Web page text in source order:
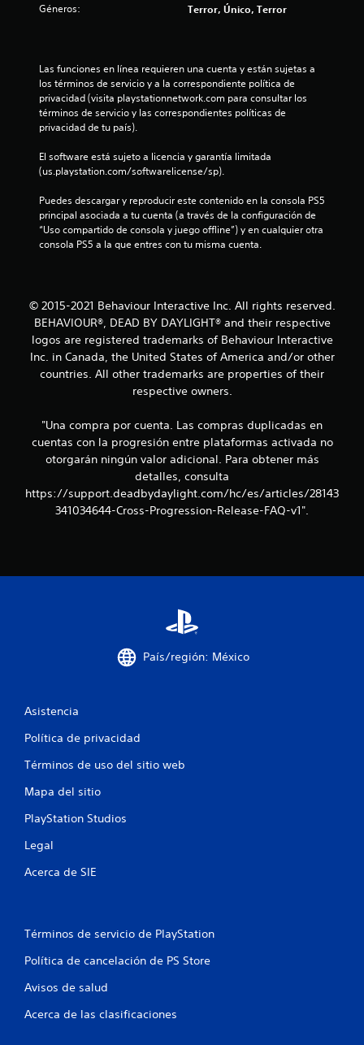
c
i
e
s
Géneros: Terror, Único, Terror
Las funciones en línea requieren una cuenta y están sujetas a
los términos de servicio y a la correspondiente política de
privacidad (visita playstationnetwork.com para consultar los
términos de servicio y las correspondientes políticas de
privacidad de tu país).
El software está sujeto a licencia y garantía limitada
(us.playstation.com/softwarelicense/sp).
Puedes descargar y reproducir este contenido en la consola PS5
principal asociada a tu cuenta (a través de la configuración de
“Uso compartido de consola y juego offline”) y en cualquier otra
consola PS5 a la que entres con tu misma cuenta.
© 2015-2021 Behaviour Interactive Inc. All rights reserved.
BEHAVIOUR®, DEAD BY DAYLIGHT® and their respective
logos are registered trademarks of Behaviour Interactive
Inc. in Canada, the United States of America and/or other
countries. All other trademarks are properties of their
respective owners.
"Una compra por cuenta. Las compras duplicadas en
cuentas con la progresión entre plataformas activada no
otorgarán ningún valor adicional. Para obtener más
detalles, consulta
https://support.deadbydaylight.com/hc/es/articles/28143
341034644-Cross-Progression-Release-FAQ-v1".
País/región: México
Asistencia
Política de privacidad
Términos de uso del sitio web
Mapa del sitio
PlayStation Studios
Legal
Acerca de SIE
Términos de servicio de PlayStation
Política de cancelación de PS Store
Avisos de salud
Acerca de las clasificaciones